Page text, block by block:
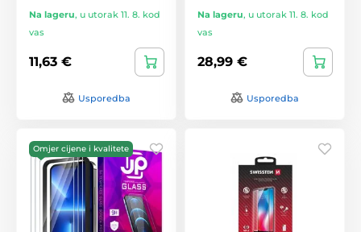
Na lageru, u utorak 11. 8. kod
vas
11,63 €
Usporedba
Na lageru, u utorak 11. 8. kod
vas
28,99 €
Usporedba
Omjer cijene i kvalitete